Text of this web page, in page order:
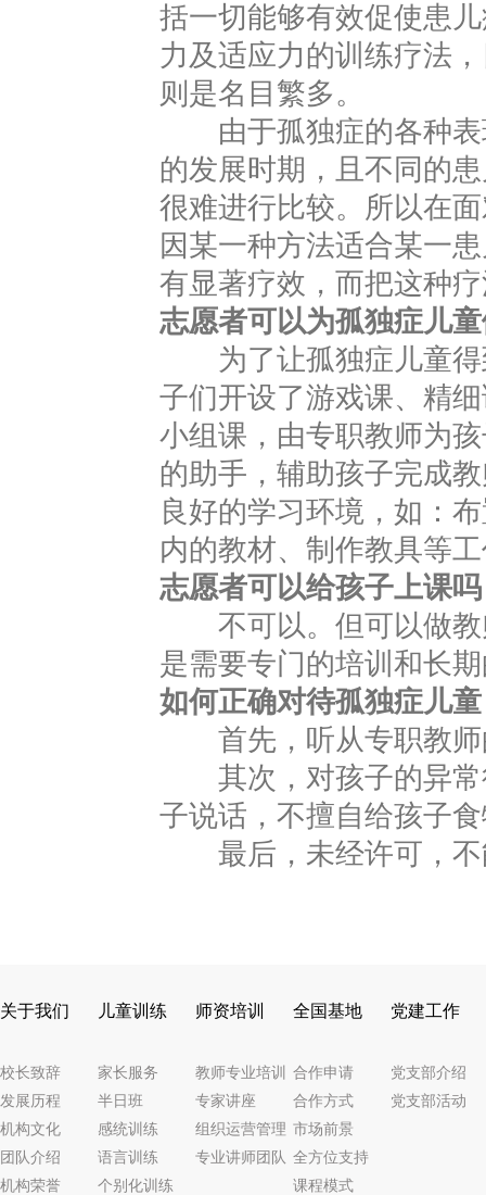
括一切能够有效促使患
力及适应力的训练疗法
则是名目繁多。
由于孤独症的各种表
的发展时期，且不同的
很难进行比较。所以在
因某一种方法适合某一
有显著疗效，而把这种
志愿者可以为孤独症儿
为了让孤独症儿童得
子们开设了游戏课、精
小组课，由专职教师为
的助手，辅助孩子完成
良好的学习环境，如：
内的教材、制作教具等
志愿者可以给孩子上课
不可以。但可以做教
是需要专门的培训和长
如何正确对待孤独症儿
首先，听从专职教师
其次，对孩子的异常
子说话，不擅自给孩子
最后，未经许可，不
关于我们
校长致辞
发展历程
机构文化
团队介绍
机构荣誉
儿童训练
家长服务
半日班
感统训练
语言训练
个别化训练
师资培训
教师专业培训
专家讲座
组织运营管理
专业讲师团队
全国基地
合作申请
合作方式
市场前景
全方位支持
课程模式
党建工作
党支部介绍
党支部活动